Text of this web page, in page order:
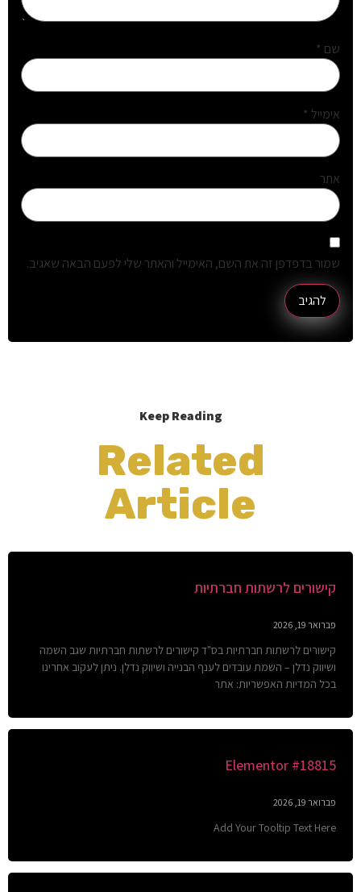
שם *
אימייל *
אתר
שמור בדפדפן זה את השם, האימייל והאתר שלי לפעם הבאה שאגיב.
Keep Reading
Related
Article
קישורים לרשתות חברתיות
פברואר 19, 2026
קישורים לרשתות חברתיות בס"ד קישורים לרשתות חברתיות שגב השמה
ושיווק נדלן – השמת עובדים לענף הבנייה ושיווק נדלן. ניתן לעקוב אחרינו
בכל המדיות האפשריות: אתר
Elementor #18815
פברואר 19, 2026
Add Your Tooltip Text Here